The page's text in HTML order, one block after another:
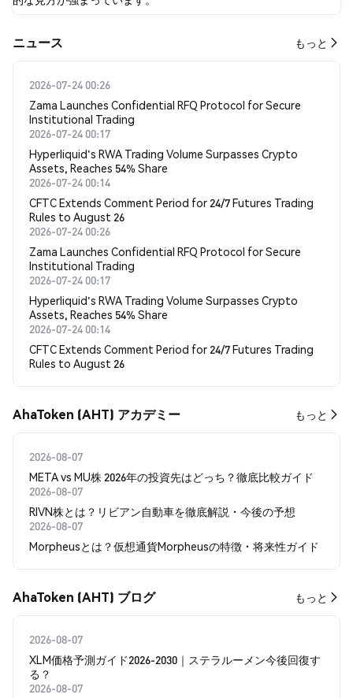
​​ニュース​​ もっと
2026-07-24 00:26
Zama Launches Confidential RFQ Protocol for Secure
Institutional Trading
2026-07-24 00:17
Hyperliquid's RWA Trading Volume Surpasses Crypto
Assets, Reaches 54% Share
2026-07-24 00:14
CFTC Extends Comment Period for 24/7 Futures Trading
Rules to August 26
2026-07-24 00:26
Zama Launches Confidential RFQ Protocol for Secure
Institutional Trading
2026-07-24 00:17
Hyperliquid's RWA Trading Volume Surpasses Crypto
Assets, Reaches 54% Share
2026-07-24 00:14
CFTC Extends Comment Period for 24/7 Futures Trading
Rules to August 26
AhaToken (AHT) アカデミー もっと
2026-08-07
META vs MU株 2026年の投資先はどっち？徹底比較ガイド
2026-08-07
RIVN株とは？リビアン自動車を徹底解説・今後の予想
2026-08-07
Morpheusとは？仮想通貨Morpheusの特徴・将来性ガイド
AhaToken (AHT) ブログ もっと
2026-08-07
XLM価格予測ガイド2026-2030｜ステラルーメン今後回復す
る？
2026-08-07